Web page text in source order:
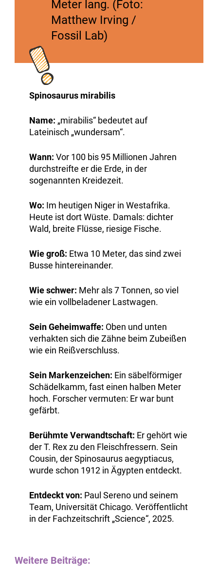
Meter lang. (Foto:
Matthew Irving /
Fossil Lab)
Spinosaurus mirabilis
Name: „mirabilis“ bedeutet auf
Lateinisch „wundersam“.
Wann: Vor 100 bis 95 Millionen Jahren
durchstreifte er die Erde, in der
sogenannten Kreidezeit.
Wo: Im heutigen Niger in Westafrika.
Heute ist dort Wüste. Damals: dichter
Wald, breite Flüsse, riesige Fische.
Wie groß: Etwa 10 Meter, das sind zwei
Busse hintereinander.
Wie schwer: Mehr als 7 Tonnen, so viel
wie ein vollbeladener Lastwagen.
Sein Geheimwaffe: Oben und unten
verhakten sich die Zähne beim Zubeißen
wie ein Reißverschluss.
Sein Markenzeichen: Ein säbelförmiger
Schädelkamm, fast einen halben Meter
hoch. Forscher vermuten: Er war bunt
gefärbt.
Berühmte Verwandtschaft: Er gehört wie
der T. Rex zu den Fleischfressern. Sein
Cousin, der Spinosaurus aegyptiacus,
wurde schon 1912 in Ägypten entdeckt.
Entdeckt von: Paul Sereno und seinem
Team, Universität Chicago. Veröffentlicht
in der Fachzeitschrift „Science“, 2025.
Weitere Beiträge: